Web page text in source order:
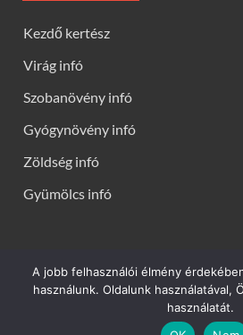
Kezdő kertész
Virág infó
Szobanövény infó
Gyógynövény infó
Zöldség infó
Gyümölcs infó
Kerti virágok - Virág infók: Virág,
talajtakarók, balkon növények,
gondozása, ültetése, szaporítása
A jobb felhasználói élmény
használunk. Oldalunk használatával,
használatát.